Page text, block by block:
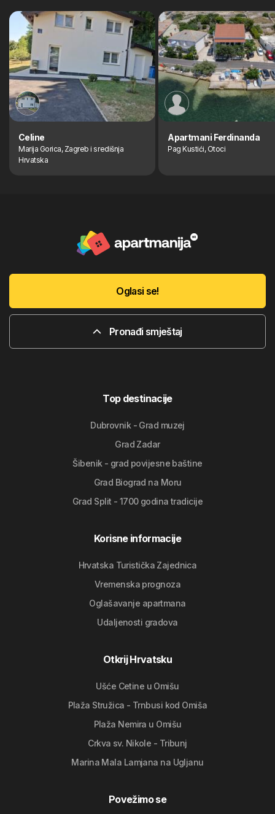
Celine
Marija Gorica, Zagreb i središnja
Hrvatska
Apartmani Ferdinanda
Pag Kustići, Otoci
Oglasi se!
Pronađi smještaj
Top destinacije
Dubrovnik - Grad muzej
Grad Zadar
Šibenik - grad povijesne baštine
Grad Biograd na Moru
Grad Split - 1700 godina tradicije
Korisne informacije
Hrvatska Turistička Zajednica
Vremenska prognoza
Oglašavanje apartmana
Udaljenosti gradova
Otkrij Hrvatsku
Ušće Cetine u Omišu
Plaža Stružica - Trnbusi kod Omiša
Plaža Nemira u Omišu
Crkva sv. Nikole - Tribunj
Marina Mala Lamjana na Ugljanu
Povežimo se